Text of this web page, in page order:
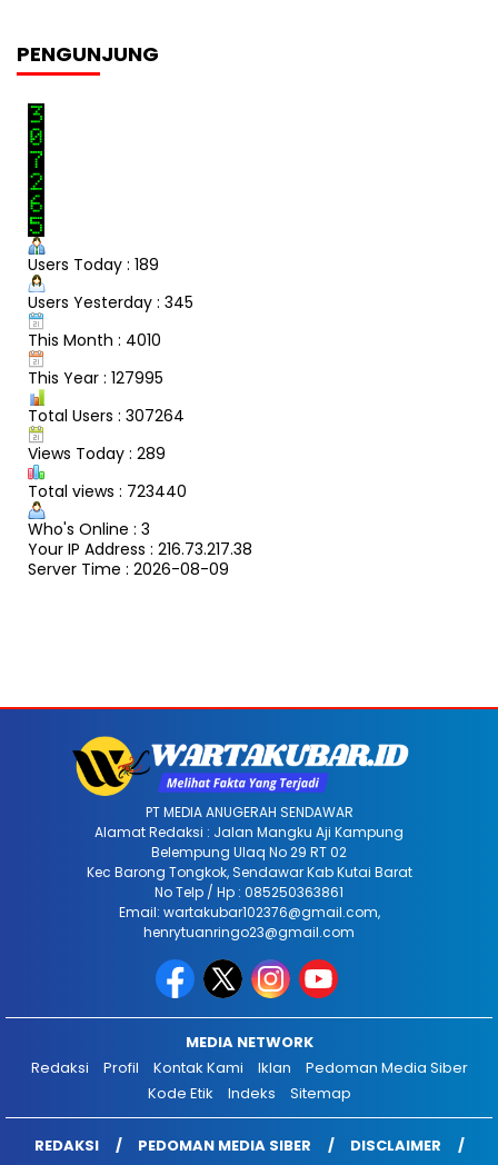
PENGUNJUNG
Users Today : 189
Users Yesterday : 345
This Month : 4010
This Year : 127995
Total Users : 307264
Views Today : 289
Total views : 723440
Who's Online : 3
Your IP Address : 216.73.217.38
Server Time : 2026-08-09
PT MEDIA ANUGERAH SENDAWAR
Alamat Redaksi : Jalan Mangku Aji Kampung
Belempung Ulaq No 29 RT 02
Kec Barong Tongkok, Sendawar Kab Kutai Barat
No Telp / Hp : 085250363861
Email: wartakubar102376@gmail.com,
henrytuanringo23@gmail.com
MEDIA NETWORK
Redaksi
Profil Kontak Kami Iklan
Pedoman Media Siber
Kode Etik
Indeks Sitemap
REDAKSI PEDOMAN MEDIA SIBER DISCLAIMER